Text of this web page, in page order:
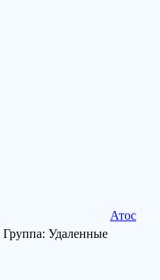
Атос
Группа: Удаленные